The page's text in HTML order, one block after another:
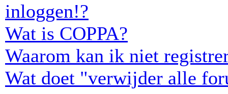
inloggen!?
Wat is COPPA?
Waarom kan ik niet
Wat doet "verwijder alle